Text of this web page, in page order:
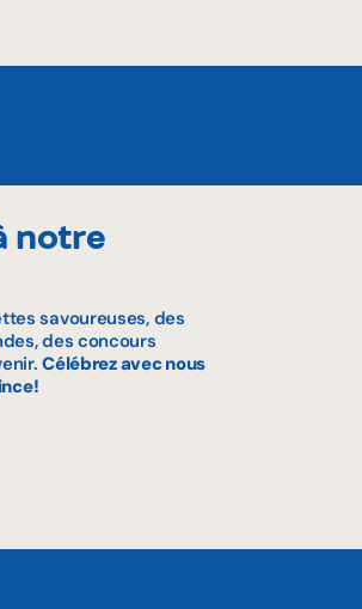
notre
savoureuses, des
des concours
Célébrez avec nous